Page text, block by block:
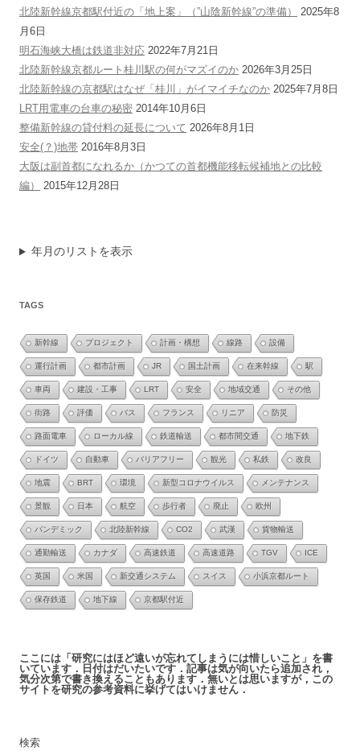
北陸新幹線京都駅付近の「地上案」（”山陰新幹線”の準備）
2025年8
月6日
明石海峡大橋は鉄道非対応 2022年7月21日
北陸新幹線京都ルート桂川駅の何がマズイのか 2026年3月25日
北陸新幹線の京都駅はなぜ「桂川」がイマイチなのか 2025年7月8日
LRT用電車の台車の秘密 2014年10月6日
整備新幹線の貸付料の延長について 2026年8月1日
安全(？)地帯 2016年8月3日
大阪は副首都になれるか（かつての首都機能移転候補地との比較
編）
2015年12月28日
年月のリストを表示
TAGS
新幹線 プロジェクト 計画・構想 線路 設備
運行計画 都市計画 JR 国土計画 在来幹線 駅
車両 建設・工事 LRT 安全 地域交通 その他
街路 評価 バス フランス リニア 防災
路面電車 ローカル線 鉄道輸送 都市間交通 地下鉄
ドイツ 自動車 バリアフリー 観光 私鉄 改良
地震 BRT 環境 新型コロナウイルス メンテナンス
景観 日本 航空 歩行者 廃止 欧州
パンデミック 北陸新幹線 CO2 武漢 貨物輸送
通勤輸送 カナダ 高速鉄道 高速道路 TGV ICE
英国 米国 新交通システム スイス 小浜京都ルート
保存鉄道 地下線 京都駅付近
ここには「研究にはほど遠いが忘れてしまうには惜しいこと」を書
いています．日付はだいたいです．記事は気が向いたら追加され，
気分次第で書き換えることもあります．無いとは思いますが，この
サイトを研究の参考資料に挙げてはいけません．
検索